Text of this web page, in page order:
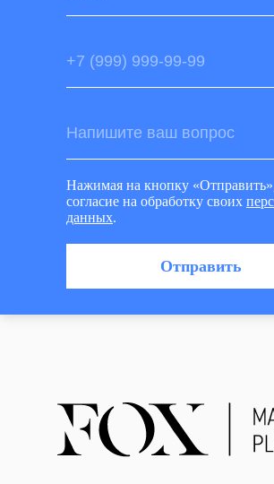
+7 (999) 999-99-99
Напишите ваш вопрос
Нажимая на кнопку
согласие на обработку своих
данных.
Отправить